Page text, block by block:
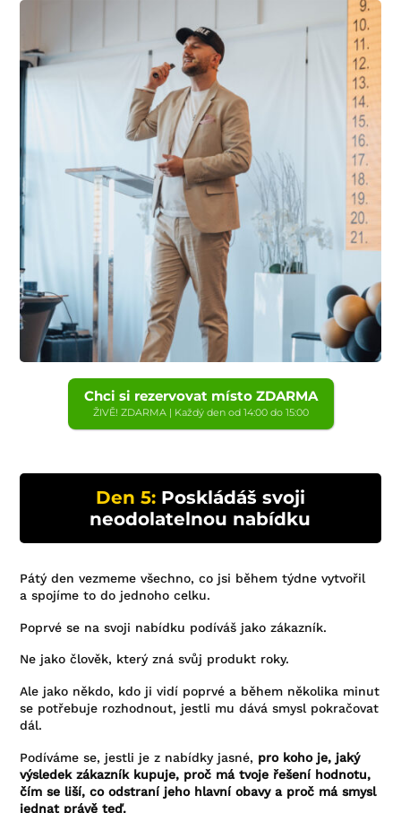
Chci si rezervovat místo ZDARMA
ŽIVĚ! ZDARMA | Každý den od 14:00 do 15:00
Den 5:Poskládáš svoji
neodolatelnou nabídku
Pátý den vezmeme všechno, co jsi během týdne vytvořil
a spojíme to do jednoho celku.
Poprvé se na svoji nabídku podíváš jako zákazník.
Ne jako člověk, který zná svůj produkt roky.
Ale jako někdo, kdo ji vidí poprvé a během několika minut
se potřebuje rozhodnout, jestli mu dává smysl pokračovat
dál.
Podíváme se, jestli je z nabídky jasné, pro koho je, jaký
výsledek zákazník kupuje, proč má tvoje řešení hodnotu,
čím se liší, co odstraní jeho hlavní obavy a proč má smysl
jednat právě teď.